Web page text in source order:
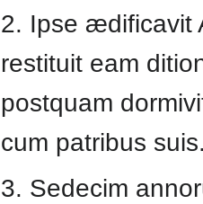
2. Ipse ædificavit
restituit eam
postquam
cum patribus
3. Sedecim